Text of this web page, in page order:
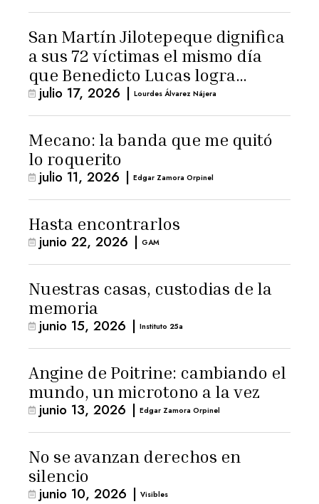
San Martín Jilotepeque dignifica
a sus 72 víctimas el mismo día
que Benedicto Lucas logra
arresto domiciliario
julio 17, 2026 | Lourdes Álvarez Nájera
Mecano: la banda que me quitó
lo roquerito
julio 11, 2026 | Edgar Zamora Orpinel
Hasta encontrarlos
junio 22, 2026 | GAM
Nuestras casas, custodias de la
memoria
junio 15, 2026 | Instituto 25a
Angine de Poitrine: cambiando el
mundo, un microtono a la vez
junio 13, 2026 | Edgar Zamora Orpinel
No se avanzan derechos en
silencio
junio 10, 2026 | Visibles